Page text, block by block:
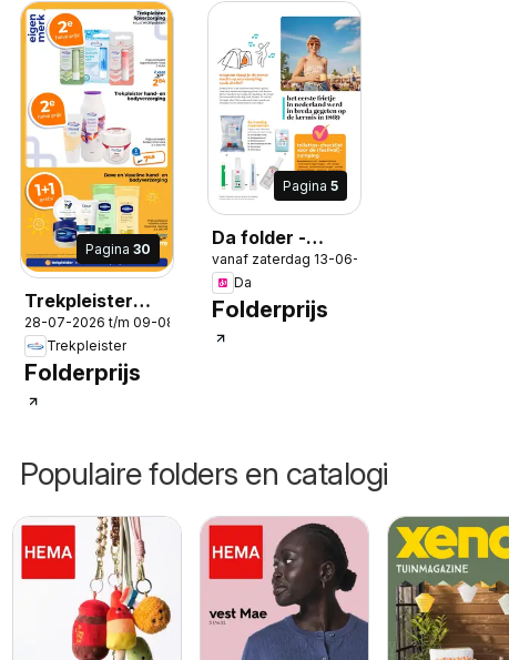
Pagina 30
Trekpleister
folder
28-07-2026 t/m 09-08-2026
Trekpleister
Folderprijs
Pagina 5
Da folder -
Magazine
vanaf zaterdag 13-06-2026
Da
Folderprijs
Populaire folders en catalogi